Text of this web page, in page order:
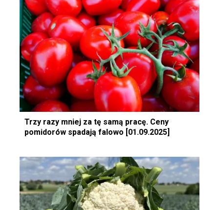
Trzy razy mniej za tę samą pracę. Ceny
pomidorów spadają falowo [01.09.2025]